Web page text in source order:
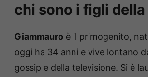
chi sono i figli della
Giammauro è il primogenito,
oggi ha 34 anni e vive lontano
gossip e della televisione. Si è